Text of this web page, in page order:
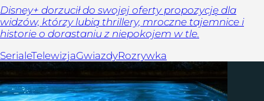
Disney+ dorzucił do swojej oferty propozycję dla
widzów, którzy lubią thrillery, mroczne tajemnice i
historie o dorastaniu z niepokojem w tle.
SerialeTelewizjaGwiazdyRozrywka